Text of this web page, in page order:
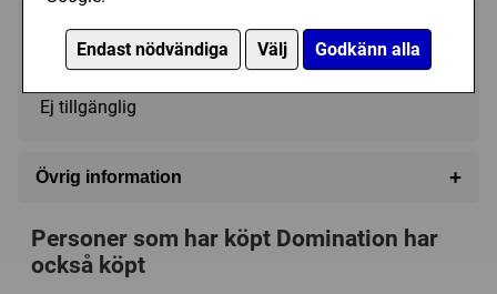
Endast nödvändiga Välj Godkänn alla
99 kr Utgått
Ej tillgänglig
Övrig information +
Kategori: Placering
Tillverkare:
Personer som har köpt Domination har
också köpt